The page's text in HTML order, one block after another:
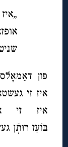
פון
איז זי
איז זי
בּוֹעַז רוּתְֿן